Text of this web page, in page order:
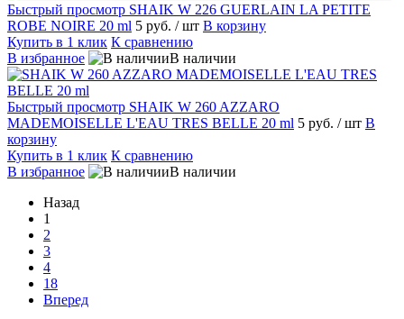
Быстрый просмотр SHAIK W 226 GUERLAIN LA PETITE
ROBE NOIRE 20 ml 5 руб. / шт В корзину
Купить в 1 клик К сравнению
В избранное
В наличии
Быстрый просмотр SHAIK W 260 AZZARO
MADEMOISELLE L'EAU TRES BELLE 20 ml 5 руб. / шт В
корзину
Купить в 1 клик К сравнению
В избранное
В наличии
Назад
1
2
3
4
18
Вперед